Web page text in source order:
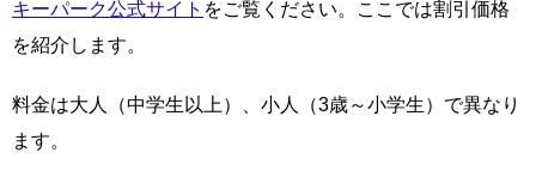
キーパーク公式サイト をご覧ください。ここでは割引価格
を紹介します。
料金は大人（中学生以上）、小人（3歳～小学生）で異なり
ます。